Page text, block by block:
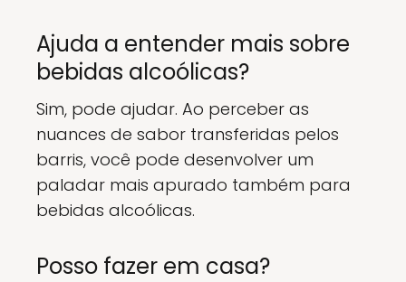
Ajuda a entender mais sobre
bebidas alcoólicas?
Sim, pode ajudar. Ao perceber as
nuances de sabor transferidas pelos
barris, você pode desenvolver um
paladar mais apurado também para
bebidas alcoólicas.
Posso fazer em casa?